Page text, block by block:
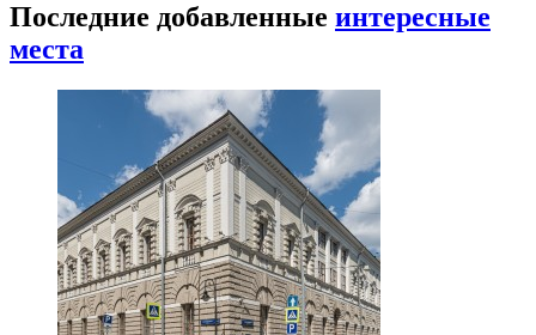
Последние добавленные интересные
места